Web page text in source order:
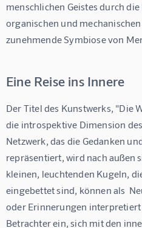
menschlichen Geistes durch
organischen und
zunehmende Symbiose von
Eine Reise ins Innere
Der Titel des Kunstwerks, "Die
die introspektive Dimension
Netzwerk, das die Gedanken
repräsentiert, wird nach außen
kleinen, leuchtenden Kugeln,
eingebettet sind, können als
oder Erinnerungen interpretiert
Betrachter ein, sich mit den